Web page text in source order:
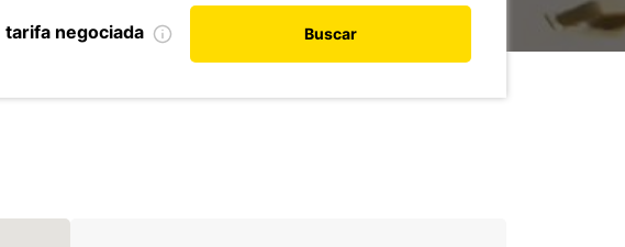
tarifa negociada Buscar